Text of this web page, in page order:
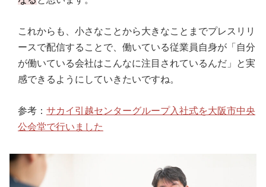
これからも、小さなことから大きなことまでプレスリリ
ースで配信することで、働いている従業員自身が「自分
が働いている会社はこんなに注目されているんだ」と実
感できるようにしていきたいですね。
参考： サカイ引越センターグループ入社式を大阪市中央
公会堂で行いました